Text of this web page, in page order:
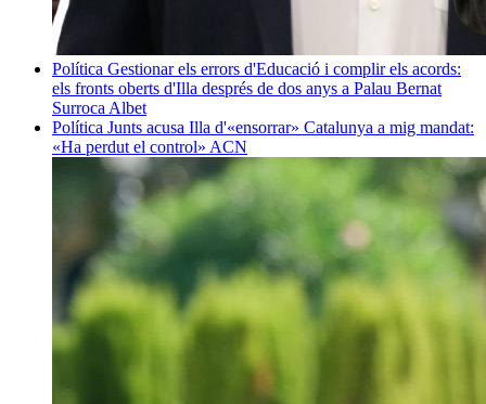
Política Gestionar els errors d'Educació i complir els acords:
els fronts oberts d'Illa després de dos anys a Palau Bernat
Surroca Albet
Política Junts acusa Illa d'«ensorrar» Catalunya a mig mandat:
«Ha perdut el control» ACN